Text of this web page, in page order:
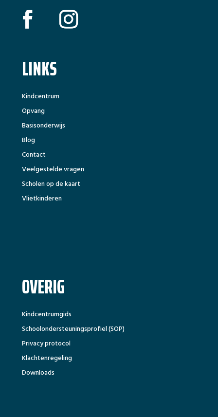
LINKS
Kindcentrum
Opvang
Basisonderwijs
Blog
Contact
Veelgestelde vragen
Scholen op de kaart
Vlietkinderen
OVERIG
Kindcentrumgids
Schoolondersteuningsprofiel (SOP)
Privacy protocol
Klachtenregeling
Downloads